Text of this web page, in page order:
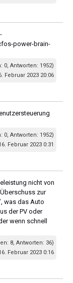
power-brain-
0, Antworten: 1952)
Februar 2023 20:06
0, Antworten: 1952)
Februar 2023 0:31
nicht von
zur
was das Auto
der PV oder
wenn schnell
8, Antworten: 36)
Februar 2023 0:16